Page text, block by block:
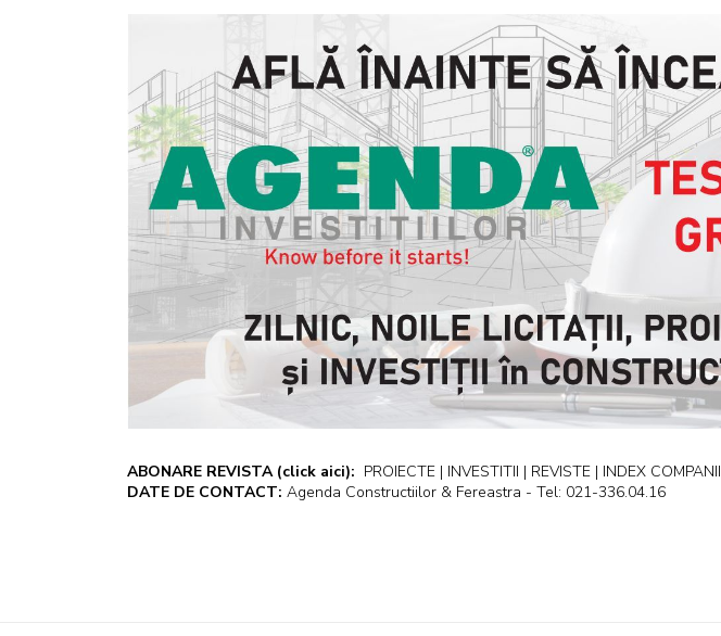
ABONARE REVISTA (click aici): PROIECTE | INVESTITII | REVISTE | INDEX COMPANII
DATE DE CONTACT: Agenda Constructiilor & Fereastra - Tel: 021-336.04.16